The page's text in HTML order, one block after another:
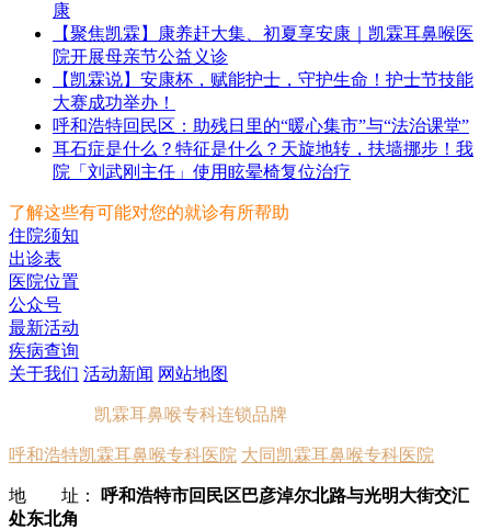
康
【聚焦凯霖】康养赶大集、初夏享安康｜凯霖耳鼻喉医
院开展母亲节公益义诊
【凯霖说】安康杯，赋能护士，守护生命！护士节技能
大赛成功举办！
呼和浩特回民区：助残日里的“暖心集市”与“法治课堂”
耳石症是什么？特征是什么？天旋地转，扶墙挪步！我
院「刘武刚主任」使用眩晕椅复位治疗
了解这些有可能对您的就诊有所帮助
住院须知
出诊表
医院位置
公众号
最新活动
疾病查询
关于我们 活动新闻 网站地图
凯霖耳鼻喉专科连锁品牌
呼和浩特凯霖耳鼻喉专科医院 大同凯霖耳鼻喉专科医院
地 址：
呼和浩特市回民区巴彦淖尔北路与光明大街交汇
处东北角